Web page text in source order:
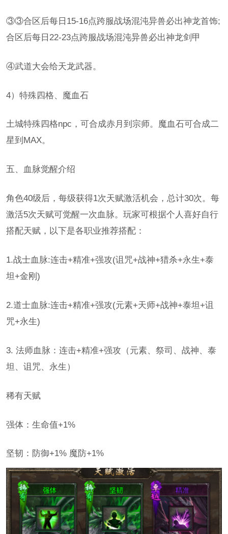
③③合区后每日15-16点跨服战场混沌异兽必出神龙首饰;
合区后每日22-23点跨服战场混沌异兽必出神龙剑甲
④武道大会给天龙武器。
4）特殊四格、魔血石
土城特殊四格npc，可合成赤月到宗师。魔血石可合成二
星到MAX。
五、血脉觉醒介绍
角色40级后，每级获得1次天赋激活机会，总计30次。每
激活5次天赋可觉醒一次血脉。玩家可根据个人喜好自行
搭配天赋，以下是各职业推荐搭配：
1.战士血脉:连击+精准+强攻(诅咒+战神+猎杀+永生+泰
坦+金刚)
2.道士血脉:连击+精准+强攻(元素+天师+战神+泰坦+诅
咒+永生)
3. 法师血脉：连击+精准+强攻（元素、祭司、战神、泰
坦、诅咒、永生）
稀有天赋
强体：生命值+1%
坚韧：防御+1% 魔防+1%